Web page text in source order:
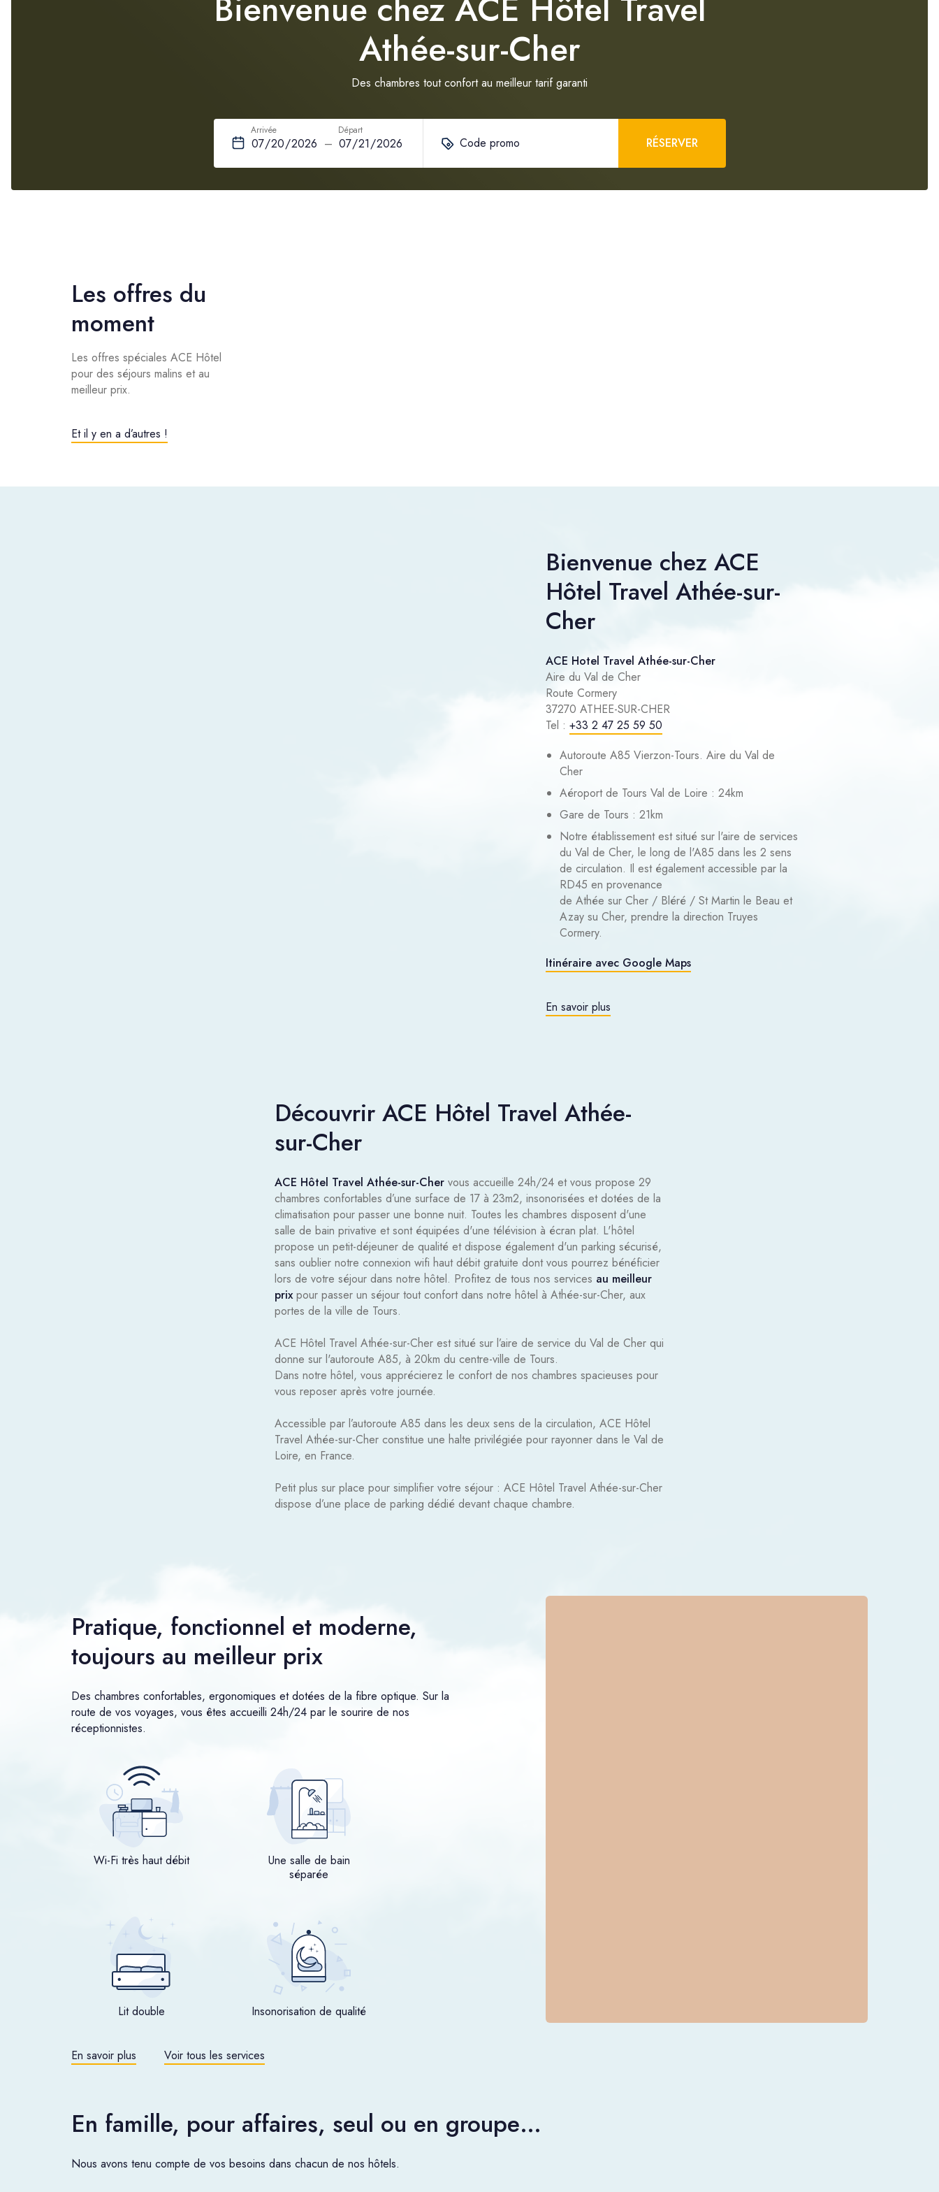
Athée-sur-Cher
Des chambres tout confort au meilleur tarif garanti
Arrivée
–
Départ
Code promo RÉSERVER
Les offres du
moment
Les offres spéciales ACE Hôtel
pour des séjours malins et au
meilleur prix.
Et il y en a d’autres !
Bienvenue chez ACE
Hôtel Travel Athée-sur-
Cher
ACE Hotel Travel Athée-sur-Cher
Aire du Val de Cher
Route Cormery
37270 ATHEE-SUR-CHER
Tel : +33 2 47 25 59 50
Autoroute A85 Vierzon-Tours. Aire du Val de
Cher
Aéroport de Tours Val de Loire : 24km
Gare de Tours : 21km
Notre établissement est situé sur l'aire de services
du Val de Cher, le long de l'A85 dans les 2 sens
de circulation. Il est également accessible par la
RD45 en provenance
de Athée sur Cher / Bléré / St Martin le Beau et
Azay su Cher, prendre la direction Truyes
Cormery.
Itinéraire avec Google Maps
En savoir plus
Découvrir ACE Hôtel Travel Athée-
sur-Cher
ACE Hôtel Travel Athée-sur-Cher vous accueille 24h/24 et vous propose 29
chambres confortables d’une surface de 17 à 23m2, insonorisées et dotées de la
climatisation pour passer une bonne nuit. Toutes les chambres disposent d'une
salle de bain privative et sont équipées d'une télévision à écran plat. L'hôtel
propose un petit-déjeuner de qualité et dispose également d'un parking sécurisé,
sans oublier notre connexion wifi haut débit gratuite dont vous pourrez bénéficier
lors de votre séjour dans notre hôtel. Profitez de tous nos services au meilleur
prixpour passer un séjour tout confort dans notre hôtel à Athée-sur-Cher, aux
portes de la ville de Tours.
ACE Hôtel Travel Athée-sur-Cher est situé sur l’aire de service du Val de Cher qui
donne sur l'autoroute A85, à 20km du centre-ville de Tours.
Dans notre hôtel, vous apprécierez le confort de nos chambres spacieuses pour
vous reposer après votre journée.
Accessible par l’autoroute A85 dans les deux sens de la circulation, ACE Hôtel
Travel Athée-sur-Cher constitue une halte privilégiée pour rayonner dans le Val de
Loire, en France.
Petit plus sur place pour simplifier votre séjour : ACE Hôtel Travel Athée-sur-Cher
dispose d’une place de parking dédié devant chaque chambre.
Pratique, fonctionnel et moderne,
toujours au meilleur prix
Des chambres confortables, ergonomiques et dotées de la fibre optique. Sur la
route de vos voyages, vous êtes accueilli 24h/24 par le sourire de nos
réceptionnistes.
Wi-Fi très haut débit
Une salle de bain
séparée
Lit double Insonorisation de qualité
En savoir plus Voir tous les services
En famille, pour affaires, seul ou en groupe…
Nous avons tenu compte de vos besoins dans chacun de nos hôtels.